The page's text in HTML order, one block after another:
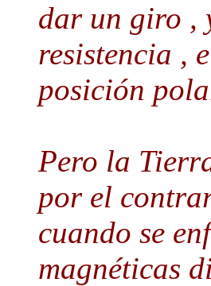
dar un giro ,
resistencia ,
posición
Pero la
por el
cuando se
magnéticas